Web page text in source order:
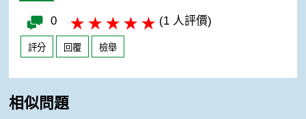
0 (1 人評價)
評分 回覆 檢舉
相似問題